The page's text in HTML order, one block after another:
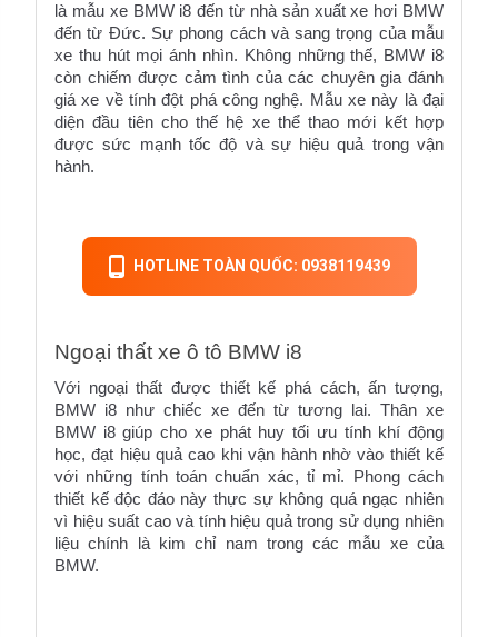
là mẫu xe BMW i8 đến từ nhà sản xuất xe hơi BMW
đến từ Đức. Sự phong cách và sang trọng của mẫu
xe thu hút mọi ánh nhìn. Không những thế, BMW i8
còn chiếm được cảm tình của các chuyên gia đánh
giá xe về tính đột phá công nghệ. Mẫu xe này là đại
diện đầu tiên cho thế hệ xe thể thao mới kết hợp
được sức mạnh tốc độ và sự hiệu quả trong vận
hành.
HOTLINE TOÀN QUỐC: 0938119439
Ngoại thất xe ô tô BMW i8
Với ngoại thất được thiết kế phá cách, ấn tượng,
BMW i8 như chiếc xe đến từ tương lai. Thân xe
BMW i8 giúp cho xe phát huy tối ưu tính khí động
học, đạt hiệu quả cao khi vận hành nhờ vào thiết kế
với những tính toán chuẩn xác, tỉ mỉ. Phong cách
thiết kế độc đáo này thực sự không quá ngạc nhiên
vì hiệu suất cao và tính hiệu quả trong sử dụng nhiên
liệu chính là kim chỉ nam trong các mẫu xe của
BMW.